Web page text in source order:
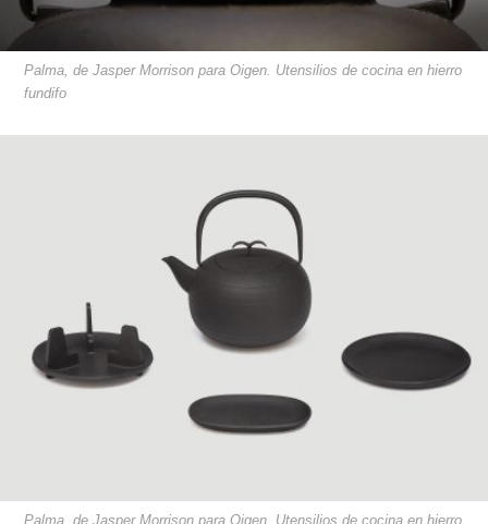
Palma, de Jasper Morrison para Oigen. Utensilios de cocina en hierro
fundifo
Palma, de Jasper Morrison para Oigen. Utensilios de cocina en hierro